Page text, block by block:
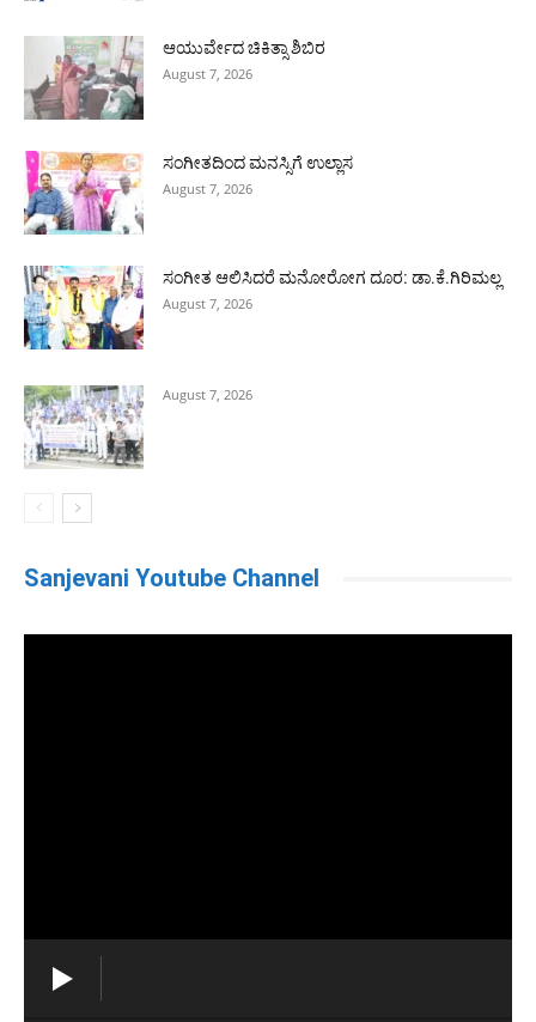
ಆಯುರ್ವೇದ ಚಿಕಿತ್ಸಾ ಶಿಬಿರ
August 7, 2026
ಸಂಗೀತದಿಂದ ಮನಸ್ಸಿಗೆ ಉಲ್ಲಾಸ
August 7, 2026
ಸಂಗೀತ ಆಲಿಸಿದರೆ ಮನೋರೋಗ ದೂರ: ಡಾ.ಕೆ.ಗಿರಿಮಲ್ಲ
August 7, 2026
August 7, 2026
Sanjevani Youtube Channel